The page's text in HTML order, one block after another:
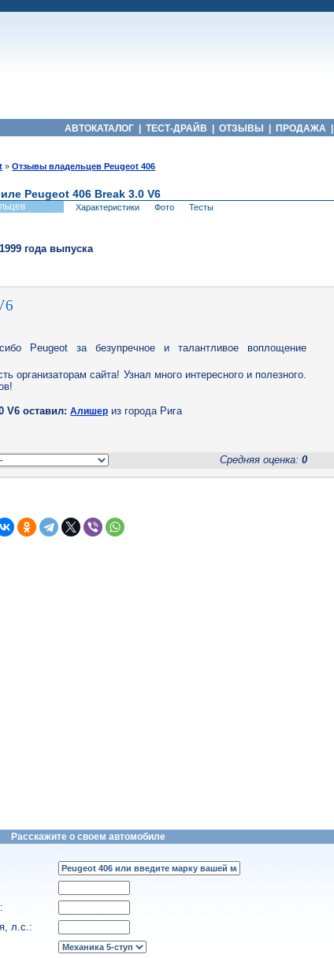
АВТОКАТАЛОГ ТЕСТ-ДРАЙВ ОТЗЫВЫ ПРОДАЖА
»Отзывы владельцев Peugeot 406
Peugeot 406 Break 3.0 V6
Характеристики Фото Тесты
1999 года выпуска
Peugeot за безупречное и талантливое воплощение
организаторам сайта! Узнал много интересного и полезного.
V6 оставил: Алишер из города Рига
Средняя оценка:0
Расскажите о своем автомобиле
л.с.: